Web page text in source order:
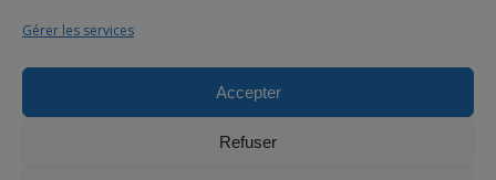
Gérer les services
Accepter
Refuser
© 2025 Bulles de neige - Marque déposée -Tous droits réservés
Votre panier